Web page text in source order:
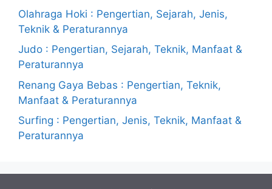
Olahraga Hoki : Pengertian, Sejarah, Jenis,
Teknik & Peraturannya
Judo : Pengertian, Sejarah, Teknik, Manfaat &
Peraturannya
Renang Gaya Bebas : Pengertian, Teknik,
Manfaat & Peraturannya
Surfing : Pengertian, Jenis, Teknik, Manfaat &
Peraturannya